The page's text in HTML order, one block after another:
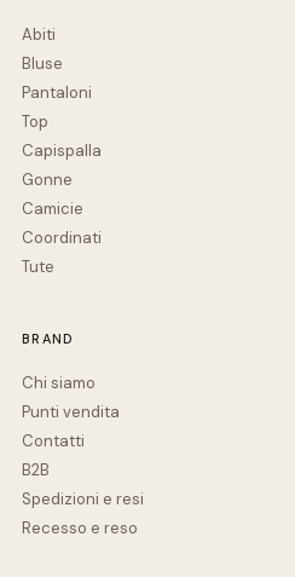
Abiti
Bluse
Pantaloni
Top
Capispalla
Gonne
Camicie
Coordinati
Tute
BRAND
Chi siamo
Punti vendita
Contatti
B2B
Spedizioni e resi
Recesso e reso